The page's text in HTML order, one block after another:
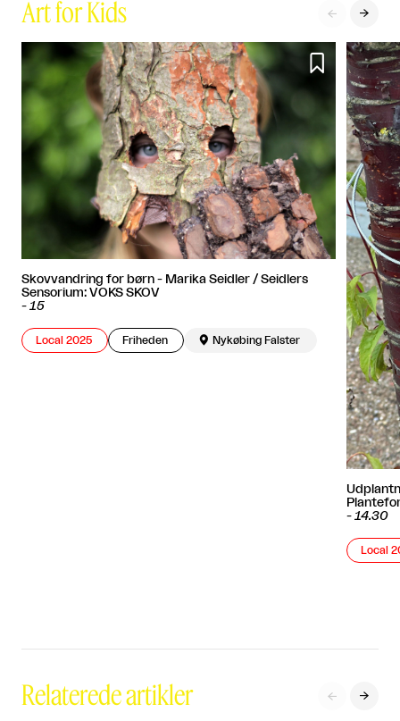
Art for Kids  

Skovvandring for børn - Marika Seidler / Seidlers
Sensorium: VOKS SKOV
- 15
Local 2025 Friheden  Nykøbing Falster
- 14.30
Local
Relaterede artikler  